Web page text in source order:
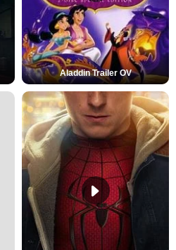
Aladdin Trailer OV